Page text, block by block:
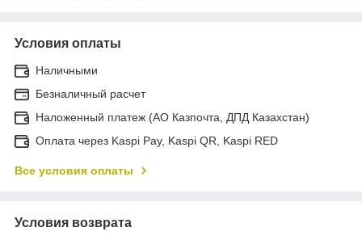
Условия оплаты
Наличными
Безналичный расчет
Наложенный платеж (АО Казпочта, ДПД Казахстан)
Оплата через Kaspi Pay, Kaspi QR, Kaspi RED
Все условия оплаты
Условия возврата